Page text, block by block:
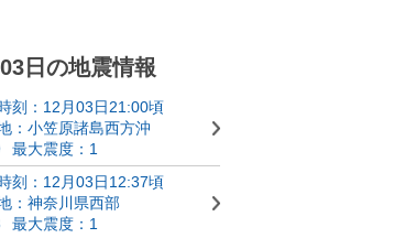
日の地震情報
刻：12月03日21:00頃
：小笠原諸島西方沖
最大震度：1
刻：12月03日12:37頃
：神奈川県西部
最大震度：1